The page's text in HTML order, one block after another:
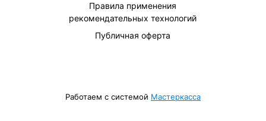
Правила применения
рекомендательных технологий
Публичная оферта
Работаем с системой Мастеркасса